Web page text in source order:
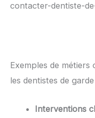
contacter-dentiste-
Exemples de
les dentistes de
Interventions